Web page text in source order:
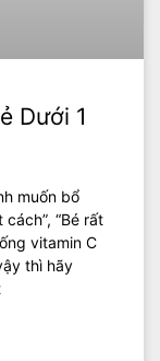
Dưới 1
muốn bổ
“Bé rất
vitamin C
thì hãy